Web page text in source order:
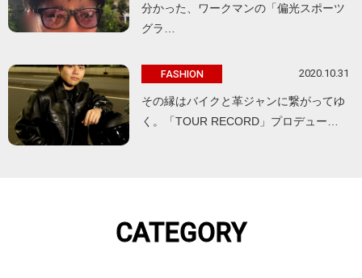
分かった、ワークマンの「偏光スポーツ
グラ…
FASHION 2020.10.31
その縁はバイクと革ジャンに繋がってゆ
く。「TOUR RECORD」プロデュー…
CATEGORY